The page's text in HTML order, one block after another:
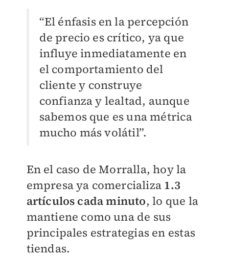
“El énfasis en la percepción
de precio es crítico, ya que
influye inmediatamente en
el comportamiento del
cliente y construye
confianza y lealtad, aunque
sabemos que es una métrica
mucho más volátil”.
En el caso de Morralla, hoy la
empresa ya comercializa 1.3
artículos cada minuto, lo que la
mantiene como una de sus
principales estrategias en estas
tiendas.